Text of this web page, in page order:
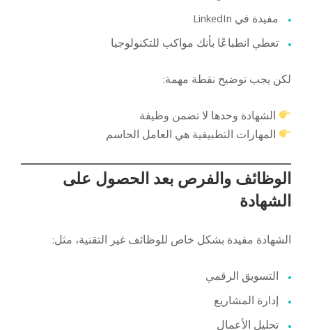
مفيدة في LinkedIn
تعطي انطباعًا بأنك مواكب للتكنولوجيا
لكن يجب توضيح نقطة مهمة:
الشهادة وحدها لا تضمن وظيفة
المهارات التطبيقية هي العامل الحاسم
الوظائف والفرص بعد الحصول على
الشهادة
الشهادة مفيدة بشكل خاص للوظائف غير التقنية، مثل:
التسويق الرقمي
إدارة المشاريع
تحليل الأعمال